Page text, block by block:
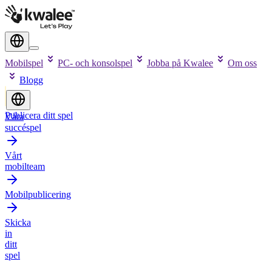
Mobilspel PC- och konsolspel Jobba på Kwalee
Om oss
Blogg
Publicera ditt spel
Våra
succéspel
Vårt
mobilteam
Mobilpublicering
Skicka
in
ditt
spel